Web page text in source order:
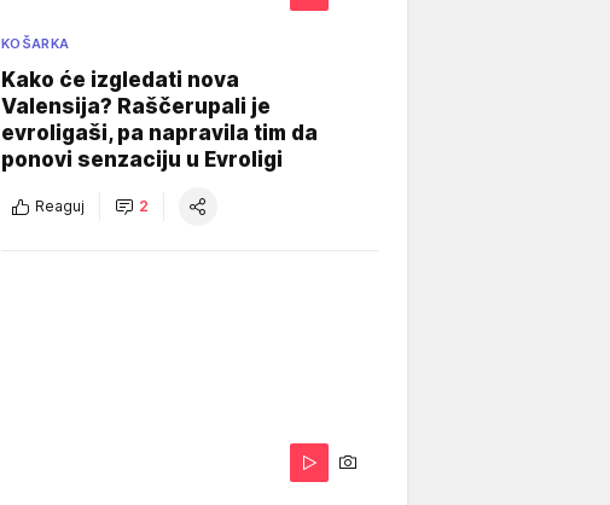
KOŠARKA
Kako će izgledati nova
Valensija? Raščerupali je
evroligaši, pa napravila tim da
ponovi senzaciju u Evroligi
Reaguj 2